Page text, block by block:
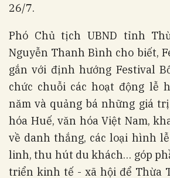
26/7.
Phó Chủ tịch UBND tỉnh
Nguyễn Thanh Bình cho biết,
gắn với định hướng Festival
chức chuỗi các hoạt động lễ
năm và quảng bá những giá
hóa Huế, văn hóa Việt Nam,
về danh thắng, các loại hình
linh, thu hút du khách… góp
triển kinh tế - xã hội để Thừa